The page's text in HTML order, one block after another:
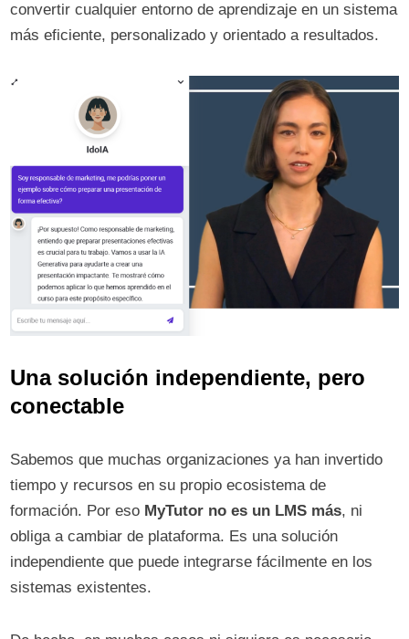
convertir cualquier entorno de aprendizaje en un sistema
más eficiente, personalizado y orientado a resultados.
Una solución independiente, pero
conectable
Sabemos que muchas organizaciones ya han invertido
tiempo y recursos en su propio ecosistema de
formación. Por eso MyTutor no es un LMS más, ni
obliga a cambiar de plataforma. Es una solución
independiente que puede integrarse fácilmente en los
sistemas existentes.